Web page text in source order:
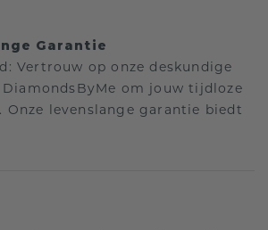
Garantie
Vertrouw op onze deskundige
om jouw tijdloze
Onze levenslange garantie biedt